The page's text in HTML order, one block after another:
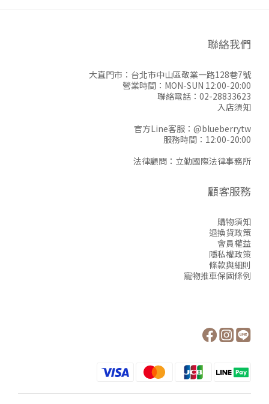
聯絡我們
大直門市：台北市中山區敬業一路128巷7號
營業時間：MON-SUN 12:00-20:00
聯絡電話：02-28833623
入店須知
官方Line客服： @blueberrytw
服務時間：12:00-20:00
法律顧問：立勤國際法律事務所
顧客服務
購物須知
退換貨政策
會員權益
隱私權政策
條款與細則
寵物推車保固條例